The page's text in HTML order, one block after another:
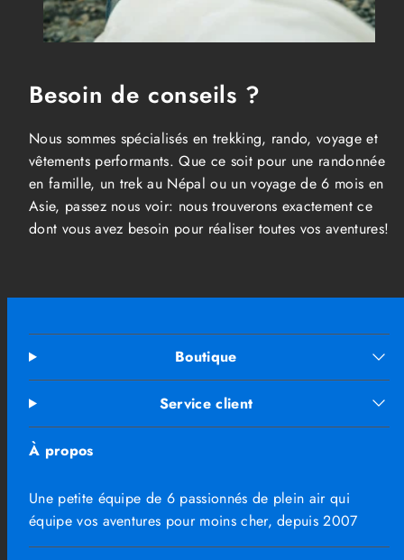
Besoin de conseils ?
Nous sommes spécialisés en trekking, rando, voyage et
vêtements performants. Que ce soit pour une randonnée
en famille, un trek au Népal ou un voyage de 6 mois en
Asie, passez nous voir: nous trouverons exactement ce
dont vous avez besoin pour réaliser toutes vos aventures!
Boutique
Service client
À propos
Une petite équipe de 6 passionnés de plein air qui
équipe vos aventures pour moins cher, depuis 2007